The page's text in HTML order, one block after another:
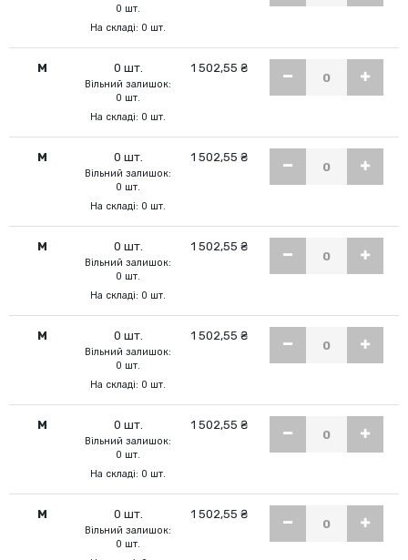
0 шт.
На складі: 0 шт.
M 0 шт.
Вільний залишок:
0 шт.
На складі: 0 шт.
1 502,55 ₴
M 0 шт.
Вільний залишок:
0 шт.
На складі: 0 шт.
1 502,55 ₴
M 0 шт.
Вільний залишок:
0 шт.
На складі: 0 шт.
1 502,55 ₴
M 0 шт.
Вільний залишок:
0 шт.
На складі: 0 шт.
1 502,55 ₴
M 0 шт.
Вільний залишок:
0 шт.
На складі: 0 шт.
1 502,55 ₴
M 0 шт.
Вільний залишок:
0 шт.
1 502,55 ₴